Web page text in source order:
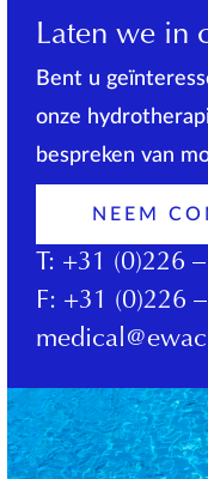
Laten we in
Bent u
onze
bespreken van
NEEM
T: +31 (0)226
F: +31 (0)226